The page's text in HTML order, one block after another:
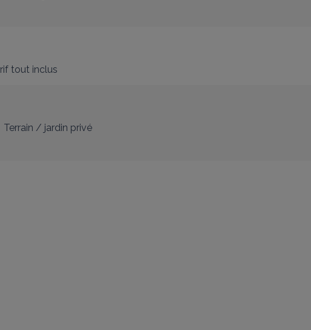
tout inclus
Terrain / jardin privé